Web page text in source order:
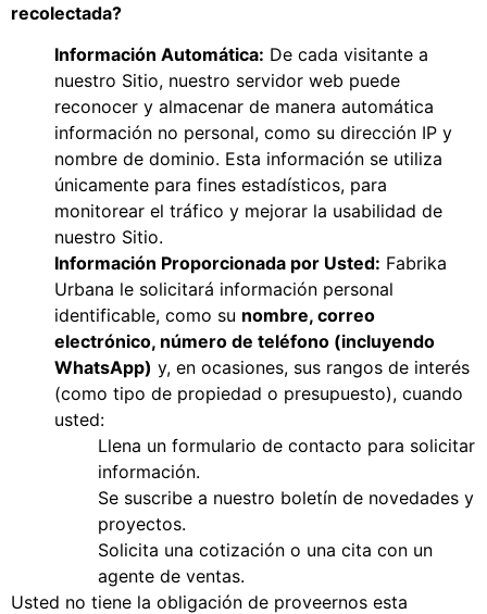
recolectada?
Información Automática: De cada visitante a
nuestro Sitio, nuestro servidor web puede
reconocer y almacenar de manera automática
información no personal, como su dirección IP y
nombre de dominio. Esta información se utiliza
únicamente para fines estadísticos, para
monitorear el tráfico y mejorar la usabilidad de
nuestro Sitio.
Información Proporcionada por Usted: Fabrika
Urbana le solicitará información personal
identificable, como su nombre, correo
electrónico, número de teléfono (incluyendo
WhatsApp) y, en ocasiones, sus rangos de interés
(como tipo de propiedad o presupuesto), cuando
usted:
Llena un formulario de contacto para solicitar
información.
Se suscribe a nuestro boletín de novedades y
proyectos.
Solicita una cotización o una cita con un
agente de ventas.
Usted no tiene la obligación de proveernos esta